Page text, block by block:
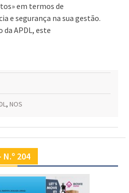
em termos de
e segurança na sua gestão.
APDL, este
, NOS
204